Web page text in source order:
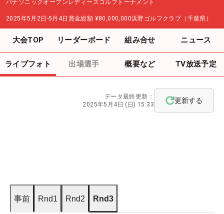
パナソニックオープンレディースゴルフトーナメント
2025年5月2日-5月4日 賞金総額 ¥80,000,000浜野ゴルフクラブ（千葉県）
大会TOP リーダーボード 組み合せ ニュース
ライブフォト 出場選手 概要など TV放送予定
データ最終更新：
2025年5月4日 (日) 15:33
更新する
事前 Rnd1 Rnd2 Rnd3